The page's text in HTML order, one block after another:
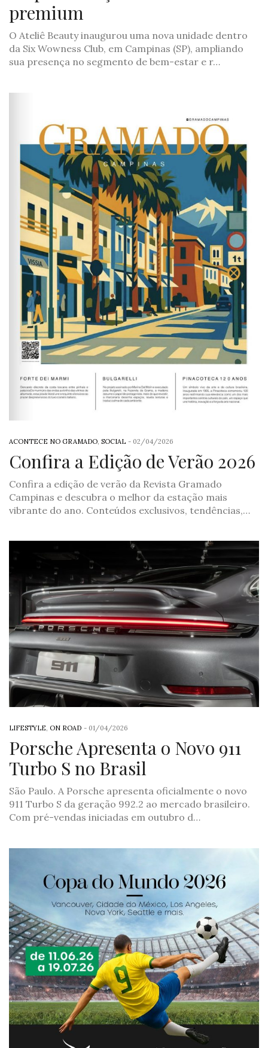
premium
O Ateliê Beauty inaugurou uma nova unidade dentro
da Six Wowness Club, em Campinas (SP), ampliando
sua presença no segmento de bem-estar e r…
ACONTECE NO GRAMADO, SOCIAL - 02/04/2026
Confira a Edição de Verão 2026
Confira a edição de verão da Revista Gramado
Campinas e descubra o melhor da estação mais
vibrante do ano. Conteúdos exclusivos, tendências,…
LIFESTYLE, ON ROAD - 01/04/2026
Porsche Apresenta o Novo 911
Turbo S no Brasil
São Paulo. A Porsche apresenta oficialmente o novo
911 Turbo S da geração 992.2 ao mercado brasileiro.
Com pré-vendas iniciadas em outubro d…